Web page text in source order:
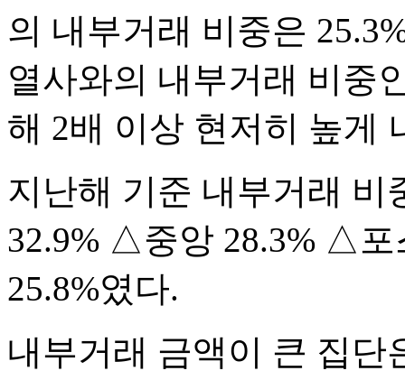
의 내부거래 비중은
열사와의 내부거래 비중
해 2배 이상 현저히 높게
지난해 기준 내부거래
32.9% △중앙 28.3% △포
25.8%였다.
내부거래 금액이 큰 집